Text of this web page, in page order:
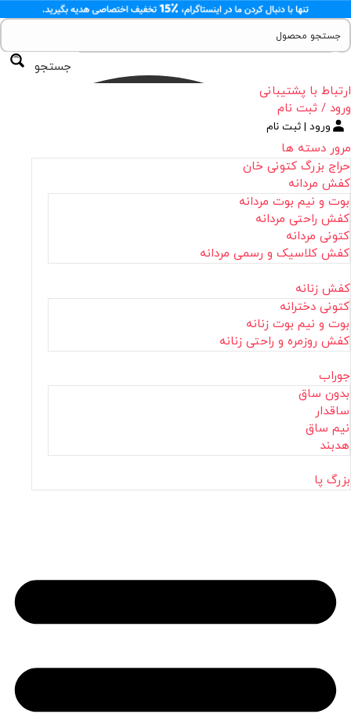
جستجو
ارتباط با پشتیبانی
ورود / ثبت نام
ورود | ثبت نام
مرور دسته ها
حراج بزرگ کتونی خان
کفش مردانه
بوت و نیم بوت مردانه
کفش راحتی مردانه
کتونی مردانه
کفش کلاسیک و رسمی مردانه
کفش زنانه
کتونی دخترانه
بوت و نیم بوت زنانه
کفش روزمره و راحتی زنانه
جوراب
بدون ساق
ساقدار
نیم ساق
هدبند
بزرگ پا